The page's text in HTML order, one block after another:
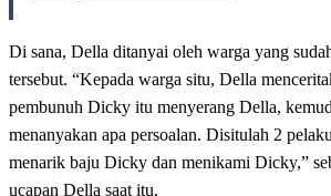
Di sana, Della ditanyai oleh warga yang
tersebut. “Kepada warga situ, Della
pembunuh Dicky itu menyerang Della,
menanyakan apa persoalan. Disitulah 2
menarik baju Dicky dan menikami Dicky,”
ucapan Della saat itu.